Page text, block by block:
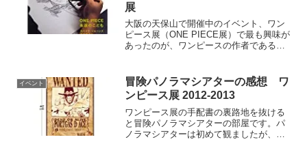
展
大阪の天保山で開催中のイベント、ワン
ピース展（ONE PIECE展）で最も興味が
あったのが、ワンピースの作者である尾
文具を使って、こんな感じでワンピース
を描いているのか...
イベント
冒険パノラマシアターの感想 ワ
ンピース展 2012-2013
ワンピース展の手配書の裏路地を抜ける
と冒険パノラマシアターの部屋です。パ
ノラマシアターは初めて観ましたが、凄